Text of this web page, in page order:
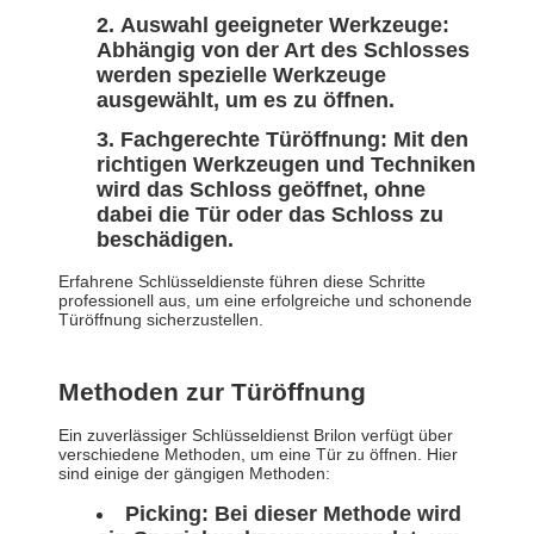
Auswahl geeigneter Werkzeuge:
Abhängig von der Art des Schlosses
werden spezielle Werkzeuge
ausgewählt, um es zu öffnen.
Fachgerechte Türöffnung: Mit den
richtigen Werkzeugen und Techniken
wird das Schloss geöffnet, ohne
dabei die Tür oder das Schloss zu
beschädigen.
Erfahrene Schlüsseldienste führen diese Schritte
professionell aus, um eine erfolgreiche und schonende
Türöffnung sicherzustellen.
Methoden zur Türöffnung
Ein zuverlässiger Schlüsseldienst Brilon verfügt über
verschiedene Methoden, um eine Tür zu öffnen. Hier
sind einige der gängigen Methoden:
Picking: Bei dieser Methode wird